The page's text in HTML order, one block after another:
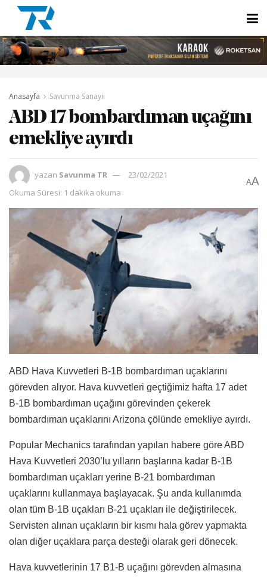
Anasayfa Savunma Sanayii
ABD 17 bombardıman uçağını
emekliye ayırdı
yazan Savunma TR
23/02/2021
Okuma Süresi: 1 dakika okuma
AA
ABD Hava Kuvvetleri B-1B bombardıman uçaklarını
görevden alıyor. Hava kuvvetleri geçtiğimiz hafta 17 adet
B-1B bombardıman uçağını görevinden çekerek
bombardıman uçaklarını Arizona çölünde emekliye ayırdı.
Popular Mechanics tarafından yapılan habere göre ABD
Hava Kuvvetleri 2030’lu yılların başlarına kadar B-1B
bombardıman uçakları yerine B-21 bombardıman
uçaklarını kullanmaya başlayacak. Şu anda kullanımda
olan tüm B-1B uçakları B-21 uçakları ile değiştirilecek.
Servisten alınan uçakların bir kısmı hala görev yapmakta
olan diğer uçaklara parça desteği olarak geri dönecek.
Hava kuvvetlerinin 17 B1-B uçağını görevden almasına